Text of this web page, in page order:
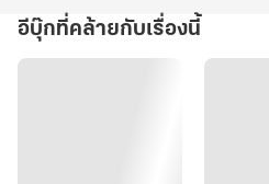
อีบุ๊กที่คล้ายกับเรื่องนี้